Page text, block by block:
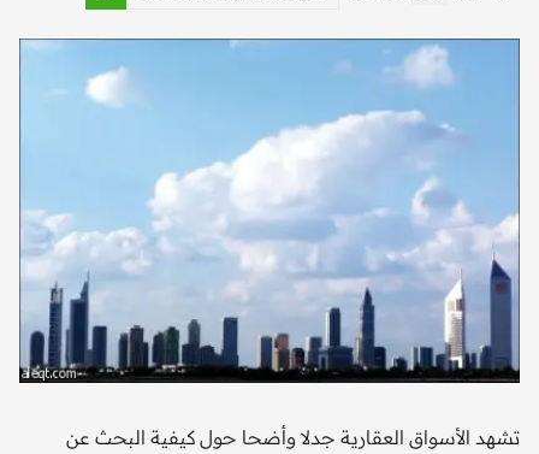
تشهد الأسواق العقارية جدلا وأضحا حول كيفية البحث عن